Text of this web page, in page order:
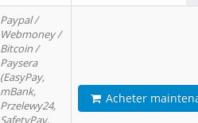
Paypal /
Webmoney /
Bitcoin /
Paysera
(EasyPay,
mBank,
Przelewy24,
SafetyPay,
Acheter